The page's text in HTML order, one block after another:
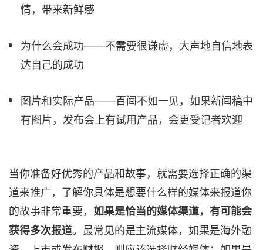
情，带来新鲜感
为什么会成功——不需要很谦虚，大声地自信地表
达自己的成功
图片和实际产品——百闻不如一见，如果新闻稿中
有图片，发布会上有试用产品，会更受记者欢迎
当你准备好优秀的产品和故事，就需要选择正确的渠
道来推广，了解你具体是想要什么样的媒体来报道你
的故事非常重要， 如果是恰当的媒体渠道，有可能会
获得多次报道。最常见的是主流媒体，如果是海外融